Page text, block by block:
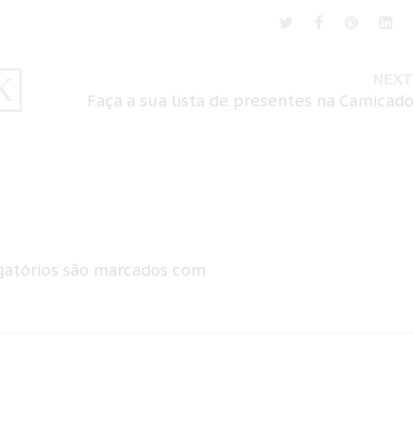
Faça a sua lista de presentes na Camicado
são marcados com